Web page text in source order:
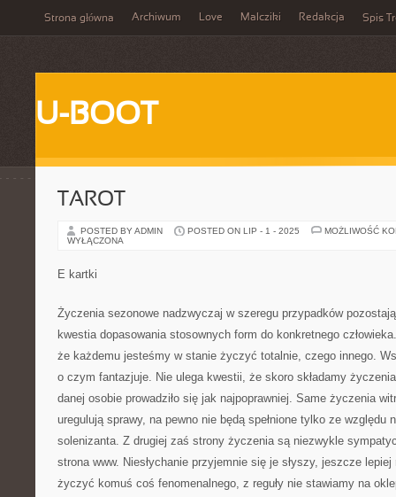
Strona główna Archiwum Love Malcziki Redakcja Spis
U-BOOT
TAROT
POSTED BY ADMIN POSTED ON LIP - 1 - 2025
MOŻLIWOŚĆ
WYŁĄCZONA
E kartki
Życzenia sezonowe nadzwyczaj w szeregu przypadków
kwestia dopasowania stosownych form do konkretnego
że każdemu jesteśmy w stanie życzyć totalnie, czego innego.
o czym fantazjuje. Nie ulega kwestii, że skoro składamy
danej osobie prowadziło się jak najpoprawniej. Same życzenia
uregulują sprawy, na pewno nie będą spełnione tylko ze względu
solenizanta. Z drugiej zaś strony życzenia są niezwykle
strona www. Niesłychanie przyjemnie się je słyszy, jeszcze
życzyć komuś coś fenomenalnego, z reguły nie stawiamy na